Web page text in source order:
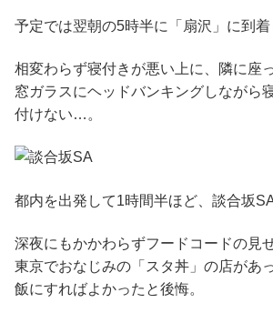
予定では翌朝の5時半に「扇沢」に到着
相変わらず寝付きが悪い上に、隣に座
窓ガラスにヘッドバンキングしながら
付けない…。
都内を出発して1時間半ほど、談合坂
深夜にもかかわらずフードコードの見
東京でおなじみの「スタ丼」の店があ
飯にすればよかったと後悔。